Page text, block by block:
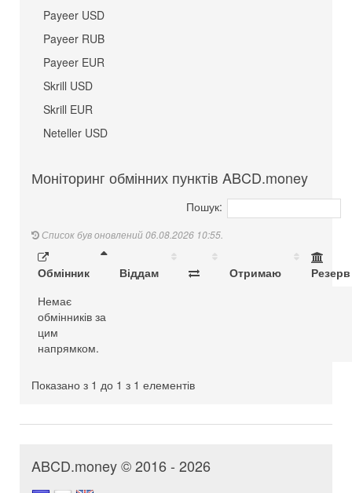
Payeer USD
Payeer RUB
Payeer EUR
Skrill USD
Skrill EUR
Neteller USD
Моніторинг обмінних пунктів ABCD.money
Пошук:
Список був оновлений 06.08.2026 10:55.
Обмінник Віддам Отримаю
Резерв
Немає
обмінників за
цим
напрямком.
Показано з 1 до 1 з 1 елементів
ABCD.money © 2016 - 2026